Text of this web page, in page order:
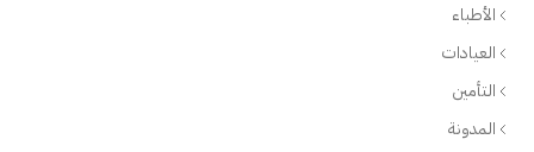
الأطباء
العيادات
التأمين
المدونة